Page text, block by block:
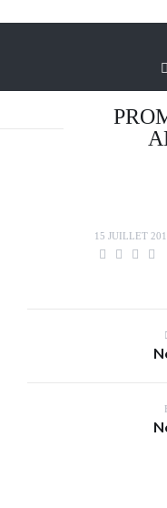
15 JUILLET